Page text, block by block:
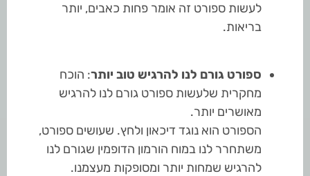
לעשות ספורט זה אומר פחות כאבים, יותר
בריאות.
ספורט גורם לנו להרגיש טוב יותר: הוכח
מחקרית שלעשות ספורט גורם לנו להרגיש
מאושרים יותר.
הספורט הוא נוגד דיכאון ולחץ. שעושים ספורט,
משתחרר לנו במוח הורמון הדופמין שגורם לנו
להרגיש שמחות יותר ומסופקות מעצמנו.